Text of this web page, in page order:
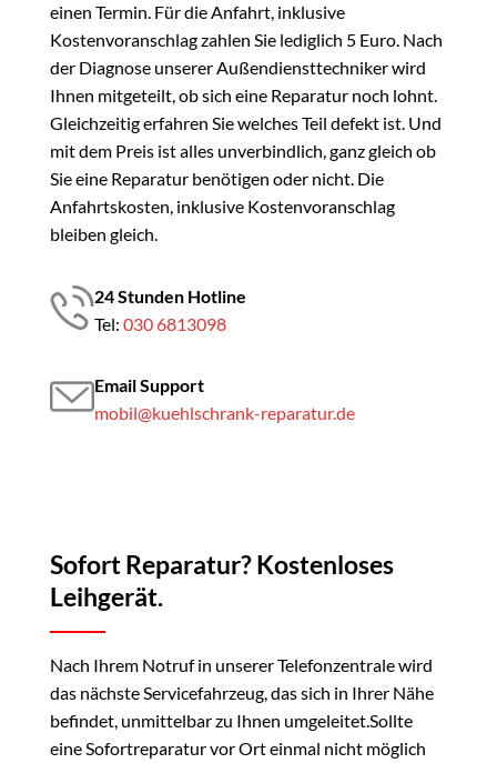
einen Termin. Für die Anfahrt, inklusive
Kostenvoranschlag zahlen Sie lediglich 5 Euro. Nach
der Diagnose unserer Außendiensttechniker wird
Ihnen mitgeteilt, ob sich eine Reparatur noch lohnt.
Gleichzeitig erfahren Sie welches Teil defekt ist. Und
mit dem Preis ist alles unverbindlich, ganz gleich ob
Sie eine Reparatur benötigen oder nicht. Die
Anfahrtskosten, inklusive Kostenvoranschlag
bleiben gleich.
24 Stunden Hotline
Tel: 030 6813098
Email Support
mobil@kuehlschrank-reparatur.de
Sofort Reparatur? Kostenloses
Leihgerät.
Nach Ihrem Notruf in unserer Telefonzentrale wird
das nächste Servicefahrzeug, das sich in Ihrer Nähe
befindet, unmittelbar zu Ihnen umgeleitet.Sollte
eine Sofortreparatur vor Ort einmal nicht möglich